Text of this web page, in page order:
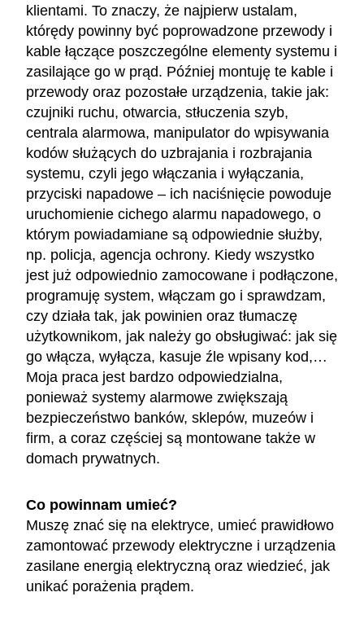
klientami. To znaczy, że najpierw ustalam,
którędy powinny być poprowadzone przewody i
kable łączące poszczególne elementy systemu i
zasilające go w prąd. Później montuję te kable i
przewody oraz pozostałe urządzenia, takie jak:
czujniki ruchu, otwarcia, stłuczenia szyb,
centrala alarmowa, manipulator do wpisywania
kodów służących do uzbrajania i rozbrajania
systemu, czyli jego włączania i wyłączania,
przyciski napadowe – ich naciśnięcie powoduje
uruchomienie cichego alarmu napadowego, o
którym powiadamiane są odpowiednie służby,
np. policja, agencja ochrony. Kiedy wszystko
jest już odpowiednio zamocowane i podłączone,
programuję system, włączam go i sprawdzam,
czy działa tak, jak powinien oraz tłumaczę
użytkownikom, jak należy go obsługiwać: jak się
go włącza, wyłącza, kasuje źle wpisany kod,…
Moja praca jest bardzo odpowiedzialna,
ponieważ systemy alarmowe zwiększają
bezpieczeństwo banków, sklepów, muzeów i
firm, a coraz częściej są montowane także w
domach prywatnych.
Co powinnam umieć?
Muszę znać się na elektryce, umieć prawidłowo
zamontować przewody elektryczne i urządzenia
zasilane energią elektryczną oraz wiedzieć, jak
unikać porażenia prądem.